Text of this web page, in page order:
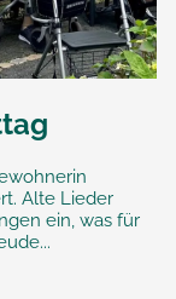
Alte Lieder
ein, was für